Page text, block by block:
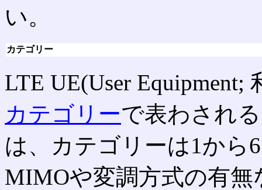
い。
カテゴリー
LTE UE(User
カテゴリーで表わされ
は、カテゴリーは1から
MIMOや変調方式の有